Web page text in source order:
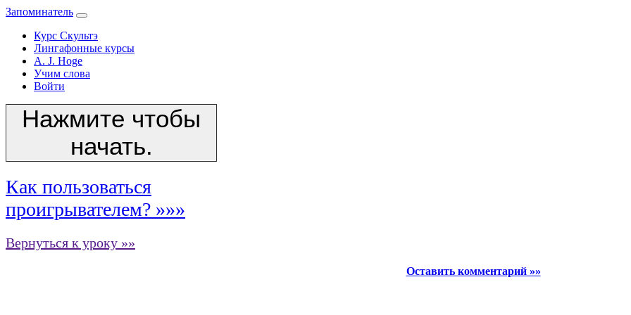
Запоминатель
Курс Скультэ
Лингафонные курсы
A. J. Hoge
Учим слова
Войти
Нажмите чтобы
начать.
Как пользоваться
проигрывателем? »»»
Вернуться к уроку »»
Оставить комментарий »»